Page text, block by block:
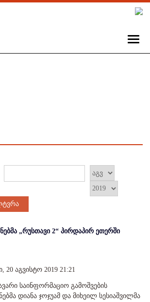
„რუსთავი 2“ პირდაპირ ეთერში
20 აგვისტო 2019 21:21
საინფორმაციო გამოშვების
დიანა ჯოჯუამ და მიხეილ სესიაშვილმა